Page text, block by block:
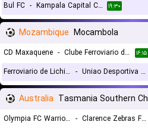
Bul FC - Kampala Capital City ۱۹:۳۰
Mozambique Mocambola
CD Maxaquene - Clube Ferroviario de Nampula ۱۶:۱۵
Ferroviario de Lichinga - Uniao Desportiva Songo
Australia Tasmania Southern Championship
Olympia FC Warriors - Clarence Zebras FC II